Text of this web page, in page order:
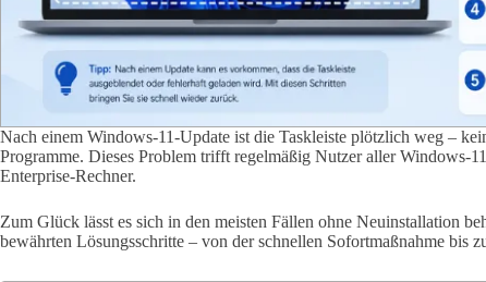
Nach einem Windows-11-Update ist die Taskleiste plötzlich weg –
Programme. Dieses Problem trifft regelmäßig Nutzer aller Windows-
Enterprise-Rechner.
Zum Glück lässt es sich in den meisten Fällen ohne Neuinstallation
bewährten Lösungsschritte – von der schnellen Sofortmaßnahme bis